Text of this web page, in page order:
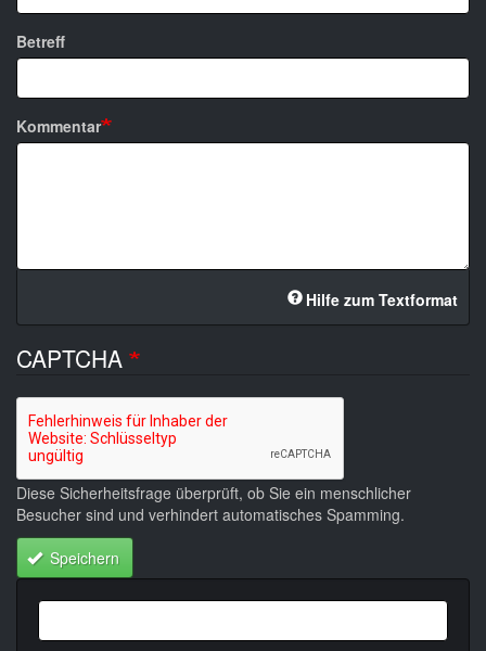
Betreff
Kommentar
Hilfe zum Textformat
CAPTCHA
Diese Sicherheitsfrage überprüft, ob Sie ein menschlicher
Besucher sind und verhindert automatisches Spamming.
Speichern